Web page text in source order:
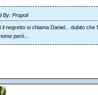
By: Propoli
il negretto si chiama Daniel... dubito che
però...